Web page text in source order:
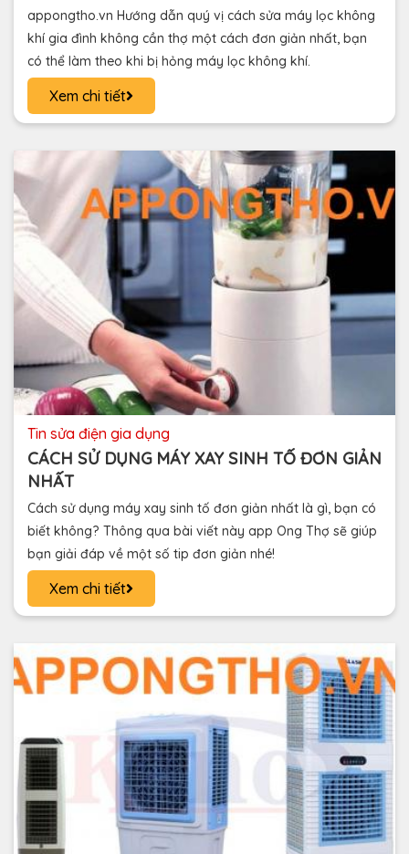
appongtho.vn Hướng dẫn quý vị cách sửa máy lọc không
khí gia đình không cần thợ một cách đơn giản nhất, bạn
có thể làm theo khi bị hỏng máy lọc không khí.
Xem chi tiết
tin sửa điện gia dụng
CÁCH SỬ DỤNG MÁY XAY SINH TỐ ĐƠN GIẢN
NHẤT
Cách sử dụng máy xay sinh tố đơn giản nhất là gì, bạn có
biết không? Thông qua bài viết này app Ong Thợ sẽ giúp
bạn giải đáp về một số tip đơn giản nhé!
Xem chi tiết